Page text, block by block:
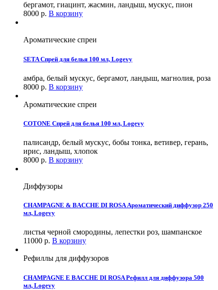
бергамот, гиацинт, жасмин, ландыш, мускус, пион
8000 р. В корзину
Ароматические спреи
SETA Спрей для белья 100 мл, Logevy
амбра, белый мускус, бергамот, ландыш, магнолия, роза
8000 р. В корзину
Ароматические спреи
COTONE Спрей для белья 100 мл, Logevy
палисандр, белый мускус, бобы тонка, ветивер, герань,
ирис, ландыш, хлопок
8000 р. В корзину
Диффузоры
CHAMPAGNE & BACCHE DI ROSA Ароматический диффузор 250
мл, Logevy
листья черной смородины, лепестки роз, шампанское
11000 р. В корзину
Рефиллы для диффузоров
CHAMPAGNE E BACCHE DI ROSA Рефилл для диффузора 500
мл, Logevy